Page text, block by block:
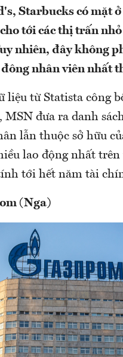
Starbucks có mặt
tới các thị trấn
nhiên, đây không
đông nhân viên nhất
liệu từ Statista công
MSN đưa ra danh
lẫn thuộc sở hữu
lao động nhất trên
tới hết năm tài
(Nga)